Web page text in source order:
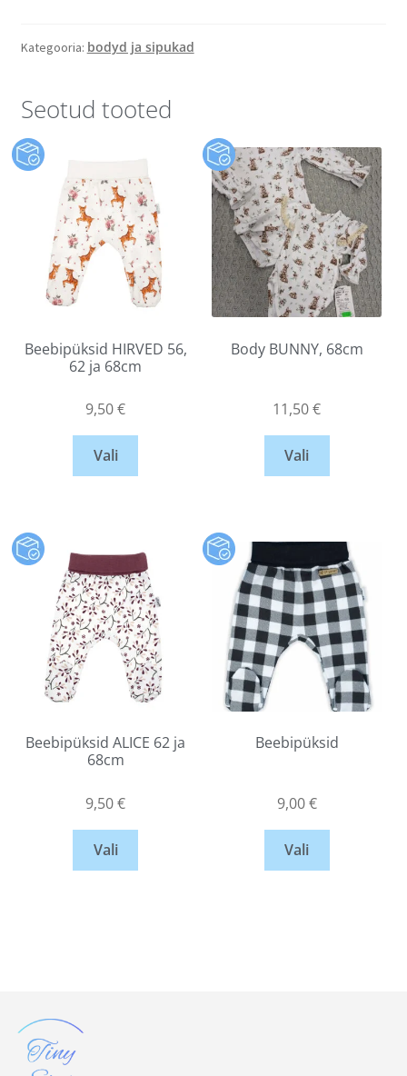
Kategooria: bodyd ja sipukad
Seotud tooted
Beebipüksid HIRVED 56,
62 ja 68cm
9,50€
Vali
Body BUNNY, 68cm
11,50€
Vali
Beebipüksid ALICE 62 ja
68cm
9,50€
Vali
Beebipüksid
9,00€
Vali